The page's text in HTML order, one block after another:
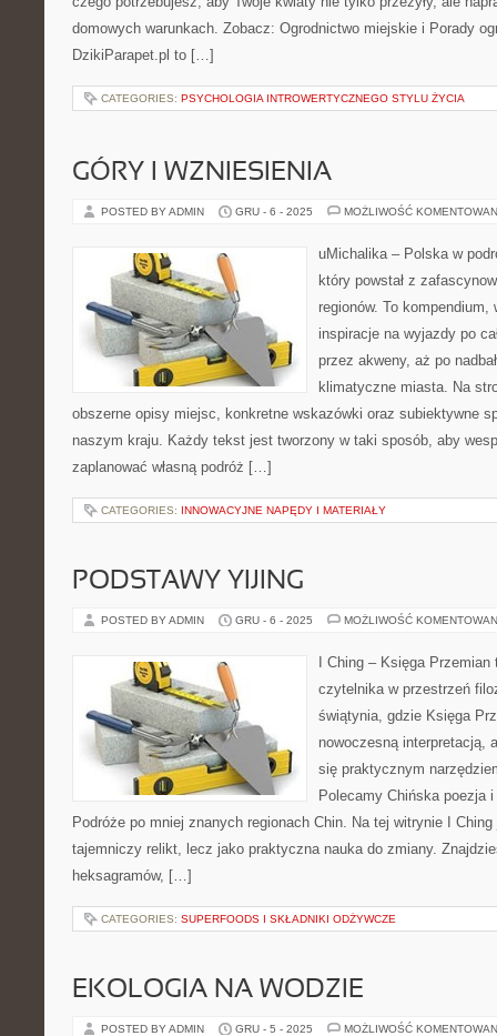
domowych warunkach. Zobacz: Ogrodnictwo miejskie i Porady
DzikiParapet.pl to […]
CATEGORIES: PSYCHOLOGIA INTROWERTYCZNEGO STYLU ŻYCIA
GÓRY I WZNIESIENIA
POSTED BY ADMIN GRU - 6 - 2025 MOŻLIWOŚĆ
uMichalika – Polska w
który powstał z
regionów. To
inspiracje na wyjazdy po
przez akweny, aż po
klimatyczne miasta. Na
obszerne opisy miejsc, konkretne wskazówki oraz subiektywne
naszym kraju. Każdy tekst jest tworzony w taki sposób, aby
zaplanować własną podróż […]
CATEGORIES: INNOWACYJNE NAPĘDY I MATERIAŁY
PODSTAWY YIJING
POSTED BY ADMIN GRU - 6 - 2025 MOŻLIWOŚĆ
I Ching – Księga
czytelnika w przestrzeń
świątynia, gdzie Księga
nowoczesną interpretacją,
się praktycznym
Polecamy Chińska poezja
Podróże po mniej znanych regionach Chin. Na tej witrynie I
tajemniczy relikt, lecz jako praktyczna nauka do zmiany.
heksagramów, […]
CATEGORIES: SUPERFOODS I SKŁADNIKI ODŻYWCZE
EKOLOGIA NA WODZIE
POSTED BY ADMIN GRU - 5 - 2025 MOŻLIWOŚĆ